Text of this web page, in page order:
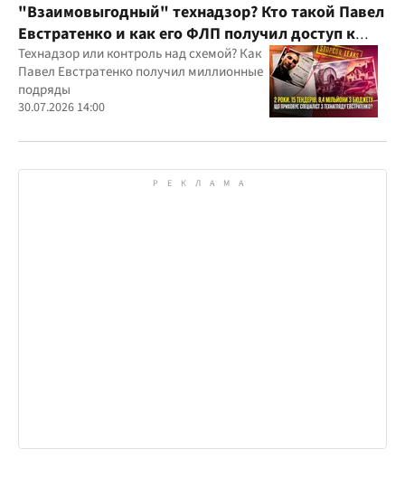
"Взаимовыгодный" технадзор? Кто такой Павел
Евстратенко и как его ФЛП получил доступ к
бюджетным миллионам?
Технадзор или контроль над схемой? Как
Павел Евстратенко получил миллионные
подряды
30.07.2026 14:00